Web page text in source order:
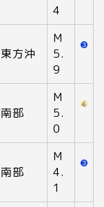
4
方沖
M
5.
9
部
M
5.
0
部
M
4.
1